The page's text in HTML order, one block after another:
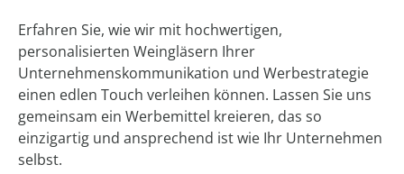
Erfahren Sie, wie wir mit hochwertigen,
personalisierten Weingläsern Ihrer
Unternehmenskommunikation und Werbestrategie
einen edlen Touch verleihen können. Lassen Sie uns
gemeinsam ein Werbemittel kreieren, das so
einzigartig und ansprechend ist wie Ihr Unternehmen
selbst.